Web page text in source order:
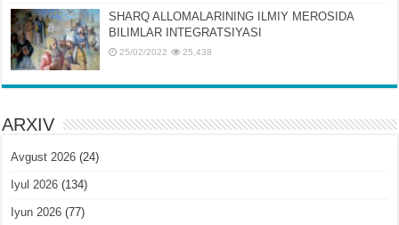
SHARQ ALLOMALARINING ILMIY MЕROSIDA
BILIMLAR INTЕGRATSIYASI
25/02/2022 25,438
ARXIV
Avgust 2026 (24)
Iyul 2026 (134)
Iyun 2026 (77)